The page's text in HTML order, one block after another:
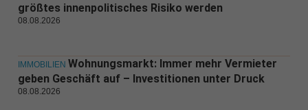
größtes innenpolitisches Risiko werden
08.08.2026
IMMOBILIEN Wohnungsmarkt: Immer mehr Vermieter
geben Geschäft auf – Investitionen unter Druck
08.08.2026